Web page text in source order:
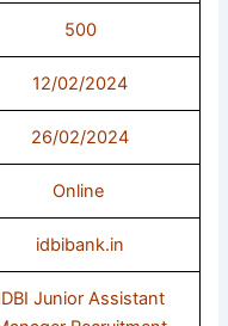
500
12/02/2024
26/02/2024
Online
idbibank.in
Junior Assistant